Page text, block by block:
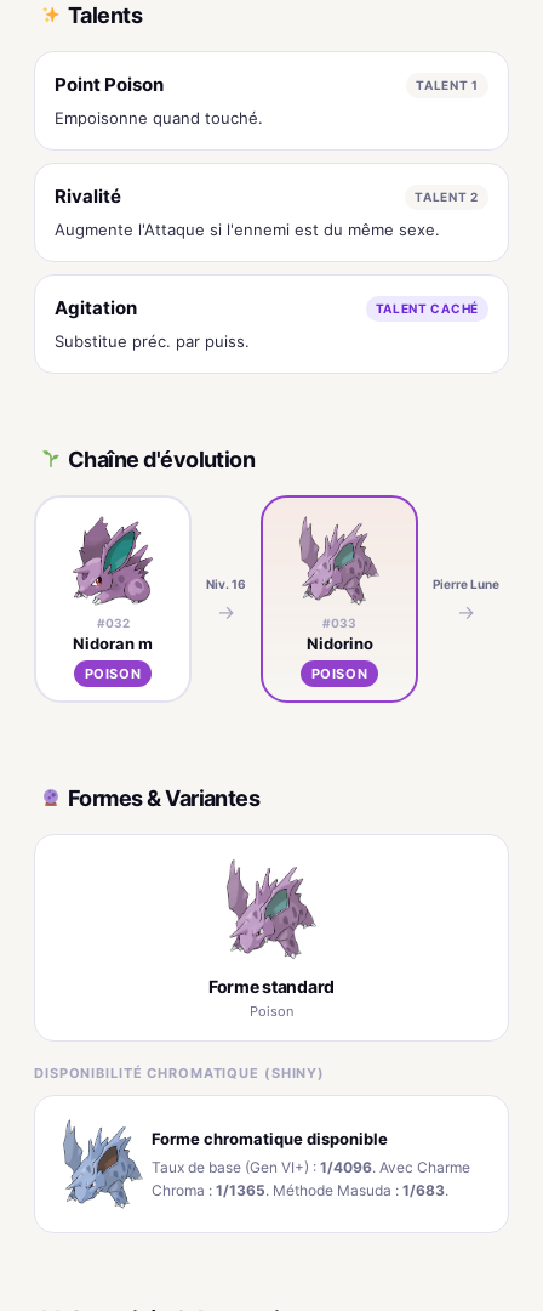
Talents
Point Poison TALENT 1
Empoisonne quand touché.
Rivalité TALENT 2
Augmente l'Attaque si l'ennemi est du même sexe.
Agitation TALENT CACHÉ
Substitue préc. par puiss.
Chaîne d'évolution
#032
Nidoran m
POISON
Niv. 16
→ #033
Nidorino
POISON
Pierre Lune
→
Formes & Variantes
Forme standard
Poison
DISPONIBILITÉ CHROMATIQUE (SHINY)
Forme chromatique disponible
Taux de base (Gen VI+) : 1/4096. Avec Charme
Chroma : 1/1365. Méthode Masuda : 1/683.